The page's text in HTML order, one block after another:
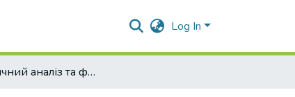
Log In
Семантичний аналіз та формування ядра інформаційного ресурсу вступної кампанії закладу вищої освіти